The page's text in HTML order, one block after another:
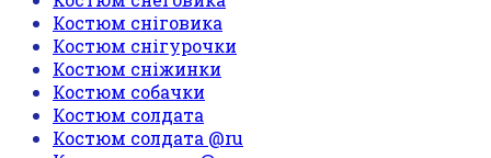
Костюм сніговика
Костюм снігурочки
Костюм сніжинки
Костюм собачки
Костюм солдата
Костюм солдата @ru